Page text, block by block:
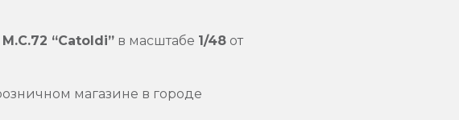
“Catoldi” в масштабе 1/48 от
магазине в городе